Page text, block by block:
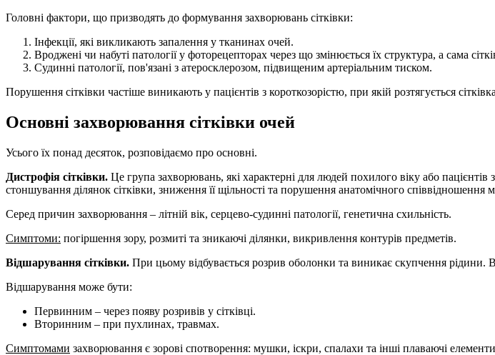
Головні фактори, що призводять до формування захворювань сітківки:
Інфекції, які викликають запалення у тканинах очей.
Вроджені чи набуті патології у фоторецепторах через що змінюється їх структура, а сама
Судинні патології, пов'язані з атеросклерозом, підвищеним артеріальним тиском.
Порушення сітківки частіше виникають у пацієнтів з короткозорістю, при якій розтягується
Основні захворювання сітківки очей
Усього їх понад десяток, розповідаємо про основні.
Дистрофія сітківки. Це група захворювань, які характерні для людей похилого віку або пацієнтів
стоншування ділянок сітківки, зниження її щільності та порушення анатомічного співвідношення
Серед причин захворювання – літній вік, серцево-судинні патології, генетична схильність.
Симптоми: погіршення зору, розмиті та зникаючі ділянки, викривлення контурів предметів.
Відшарування сітківки. При цьому відбувається розрив оболонки та виникає скупчення рідини.
Відшарування може бути:
Первинним – через появу розривів у сітківці.
Вторинним – при пухлинах, травмах.
Симптомами захворювання є зорові спотворення: мушки, іскри, спалахи та інші плаваючі